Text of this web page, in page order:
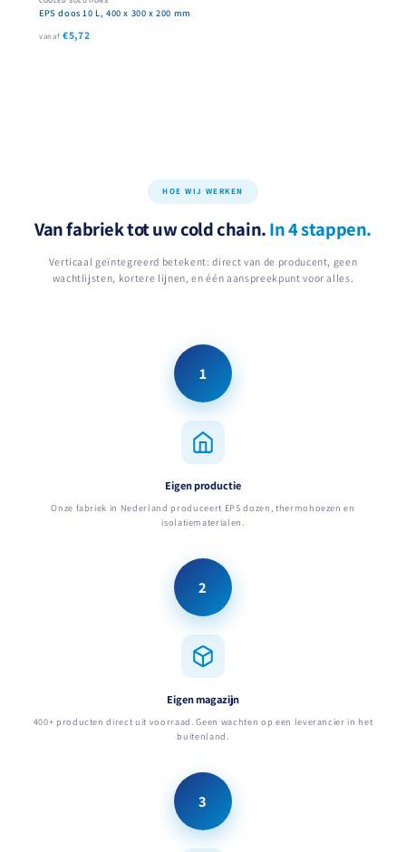
EPS doos 10 L, 400 x 300 x 200 mm
vanaf €5,72
HOE WIJ WERKEN
Van fabriek tot uw cold chain.In 4 stappen.
Verticaal geïntegreerd betekent: direct van de producent, geen
wachtlijsten, kortere lijnen, en één aanspreekpunt voor alles.
1
Eigen productie
Onze fabriek in Nederland produceert EPS dozen, thermohoezen en
isolatiematerialen.
2
Eigen magazijn
400+ producten direct uit voorraad. Geen wachten op een leverancier in het
buitenland.
3